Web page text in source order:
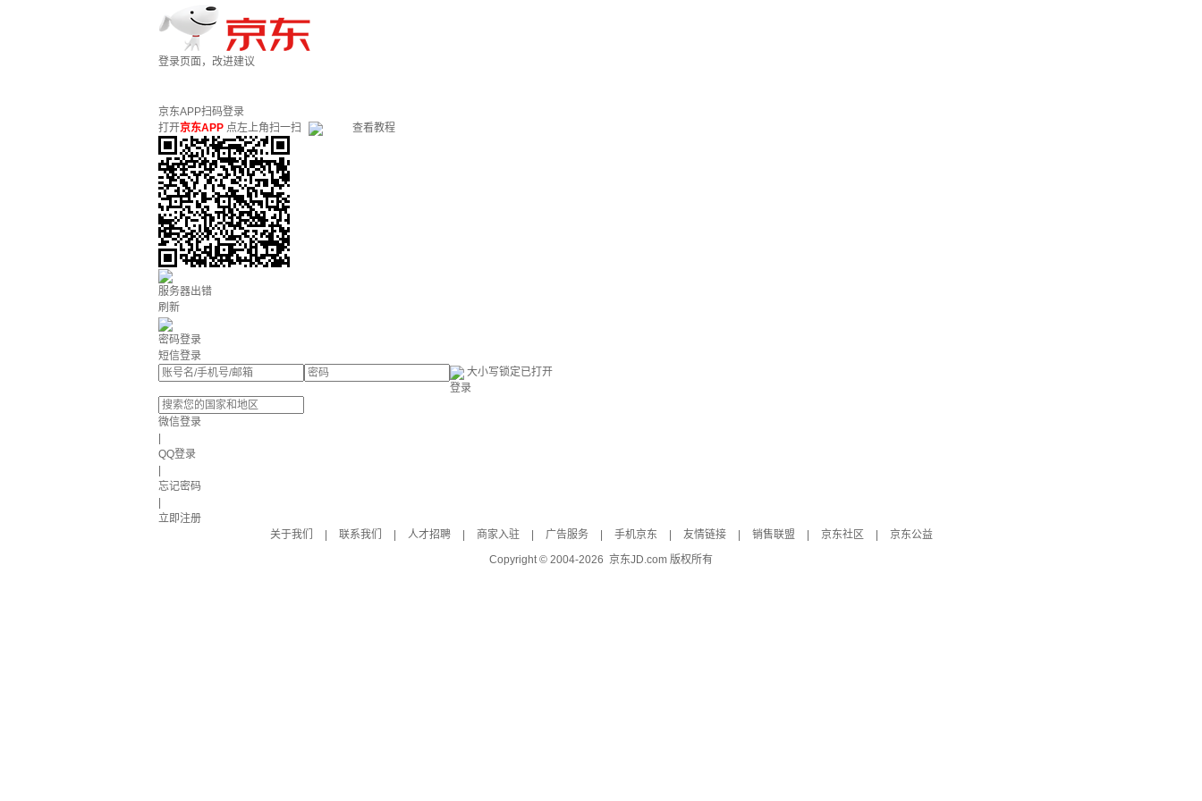
登录页面，改进建议
京东APP扫码登录
打开京东APP 点左上角扫一扫 查看教程
服务器出错
刷新
密码登录
短信登录
大小写锁定已打开
登录
微信登录
QQ登录
忘记密码
立即注册
关于我们
联系我们 人才招聘 商家入驻 广告服务 手机京东 友情链接 销售联盟 京东社区
京东公益
Copyright © 2004-2026 京东JD.com 版权所有